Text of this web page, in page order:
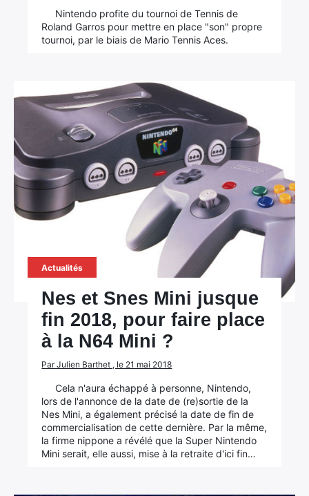
Nintendo profite du tournoi de Tennis de
Roland Garros pour mettre en place "son" propre
tournoi, par le biais de Mario Tennis Aces.
Actualités
Nes et Snes Mini jusque
fin 2018, pour faire place
à la N64 Mini ?
Par Julien Barthet , le 21 mai 2018
Cela n'aura échappé à personne, Nintendo,
lors de l'annonce de la date de (re)sortie de la
Nes Mini, a également précisé la date de fin de
commercialisation de cette dernière. Par la même,
la firme nippone a révélé que la Super Nintendo
Mini serait, elle aussi, mise à la retraite d'ici fin…